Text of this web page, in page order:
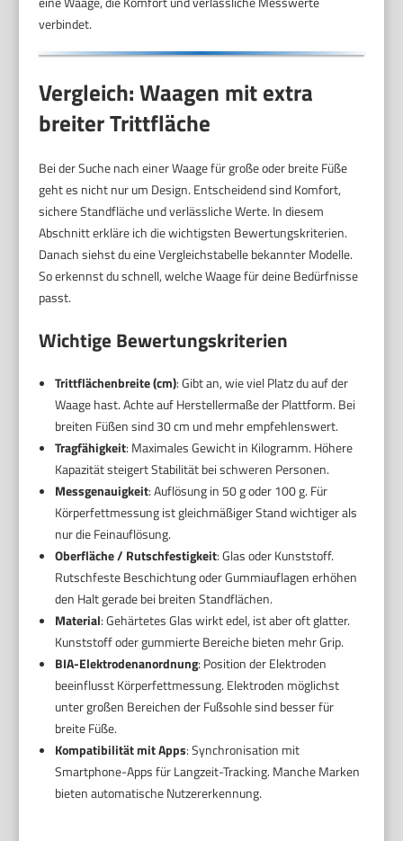
verbindet.
Vergleich: Waagen mit extra
breiter Trittfläche
Bei der Suche nach einer Waage für große oder breite Füße
geht es nicht nur um Design. Entscheidend sind Komfort,
sichere Standfläche und verlässliche Werte. In diesem
Abschnitt erkläre ich die wichtigsten Bewertungskriterien.
Danach siehst du eine Vergleichstabelle bekannter Modelle.
So erkennst du schnell, welche Waage für deine Bedürfnisse
passt.
Wichtige Bewertungskriterien
Trittflächenbreite (cm): Gibt an, wie viel Platz du auf der
Waage hast. Achte auf Herstellermaße der Plattform. Bei
breiten Füßen sind 30 cm und mehr empfehlenswert.
Tragfähigkeit: Maximales Gewicht in Kilogramm. Höhere
Kapazität steigert Stabilität bei schweren Personen.
Messgenauigkeit: Auflösung in 50 g oder 100 g. Für
Körperfettmessung ist gleichmäßiger Stand wichtiger als
nur die Feinauflösung.
Oberfläche / Rutschfestigkeit: Glas oder Kunststoff.
Rutschfeste Beschichtung oder Gummiauflagen erhöhen
den Halt gerade bei breiten Standflächen.
Material: Gehärtetes Glas wirkt edel, ist aber oft glatter.
Kunststoff oder gummierte Bereiche bieten mehr Grip.
BIA-Elektrodenanordnung: Position der Elektroden
beeinflusst Körperfettmessung. Elektroden möglichst
unter großen Bereichen der Fußsohle sind besser für
breite Füße.
Kompatibilität mit Apps: Synchronisation mit
Smartphone-Apps für Langzeit-Tracking. Manche Marken
bieten automatische Nutzererkennung.